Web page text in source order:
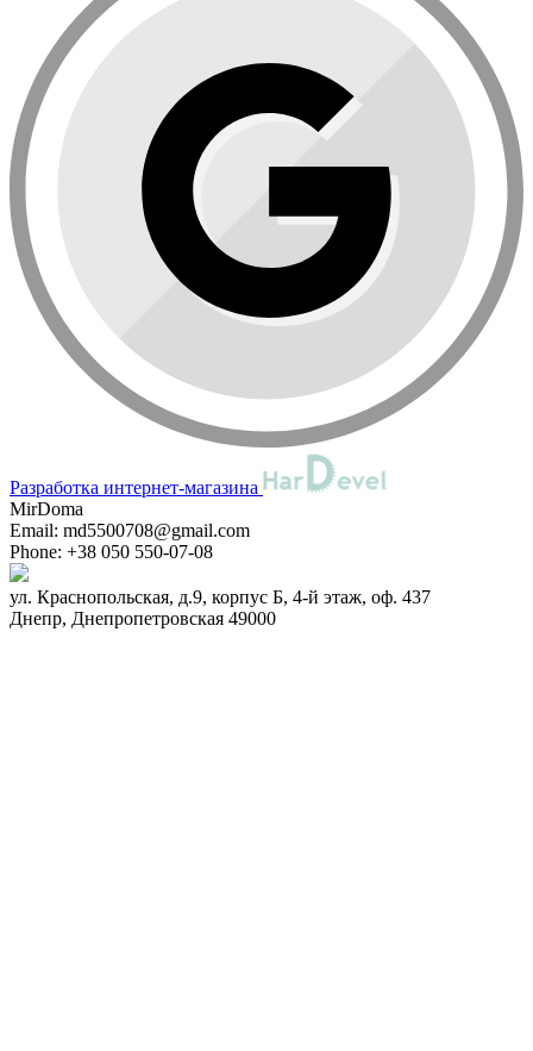
Разработка интернет-магазина
MirDoma
Email: md5500708@gmail.com
Phone: +38 050 550-07-08
ул. Краснопольская, д.9, корпус Б, 4-й этаж, оф. 437
Днепр, Днепропетровская 49000